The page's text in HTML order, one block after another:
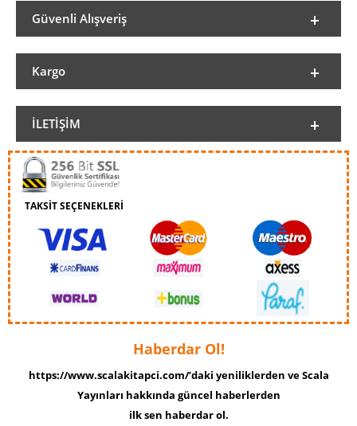
Güvenli Alışveriş
Kargo
İLETIŞIM
TAKSİT SEÇENEKLERİ
Haberdar Ol!
https://www.scalakitapci.com/’daki yeniliklerden ve Scala
Yayınları hakkında güncel haberlerden
ilk sen haberdar ol.